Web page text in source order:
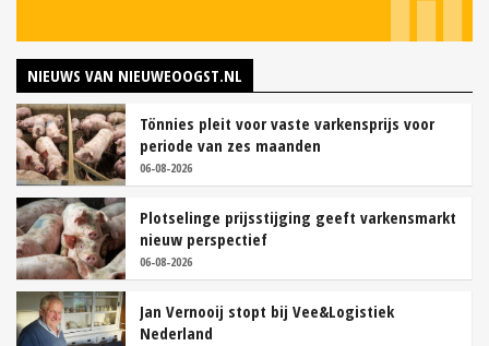
NIEUWS VAN NIEUWEOOGST.NL
Tönnies pleit voor vaste varkensprijs voor
periode van zes maanden
06-08-2026
Plotselinge prijsstijging geeft varkensmarkt
nieuw perspectief
06-08-2026
Jan Vernooij stopt bij Vee&Logistiek
Nederland